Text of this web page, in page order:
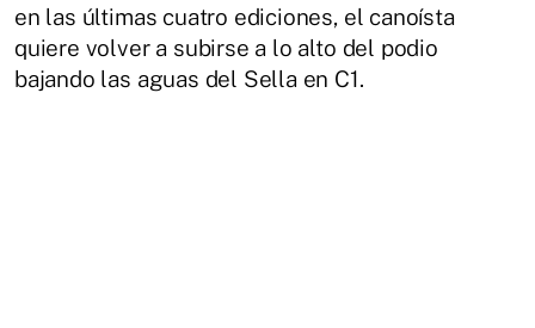
en las últimas cuatro ediciones, el canoísta
quiere volver a subirse a lo alto del podio
bajando las aguas del Sella en C1.